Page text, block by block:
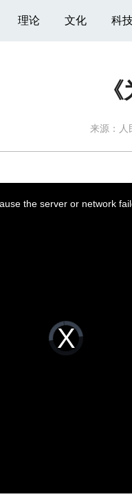
理论 文化 科
来源：人
Video
Player
loading.
the server or network